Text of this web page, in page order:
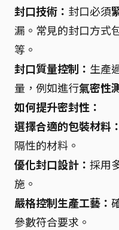
封口技術： 封口必須
漏。常見的封口方式
等。
封口質量控制： 生產
量，例如進行氣密性
如何提升密封性：
選擇合適的包裝材料：
隔性的材料。
優化封口設計： 採用
施。
嚴格控制生產工藝：
參數符合要求。